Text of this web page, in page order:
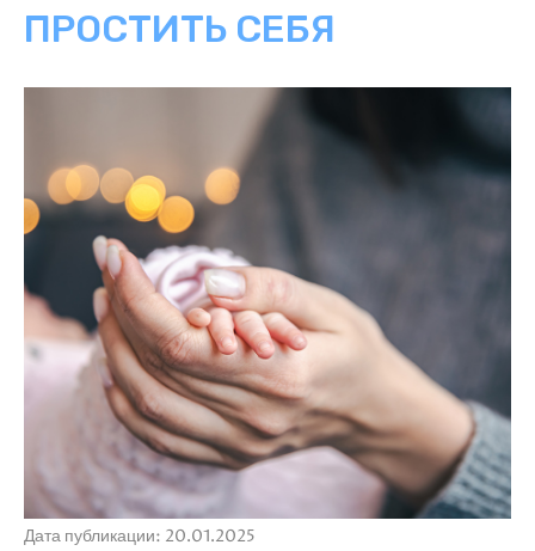
ПРОСТИТЬ СЕБЯ
Дата публикации: 20.01.2025